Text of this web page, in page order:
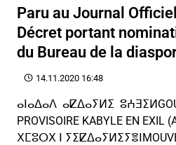
Paru au Journal
Décret portant
du Bureau de la
14.11.2020 16:48
ⴰⵏⴰⵠⴰⴷ ⴰⵇⵠⴰⵢⵍⵉ
PROVISOIRE KABYLE EN
ⵝⵎⵓⵔⵝ ⵏ